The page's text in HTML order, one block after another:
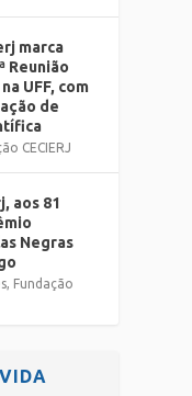
marca
Reunião
UFF, com
de
CECIERJ
aos 81
Negras
, Fundação